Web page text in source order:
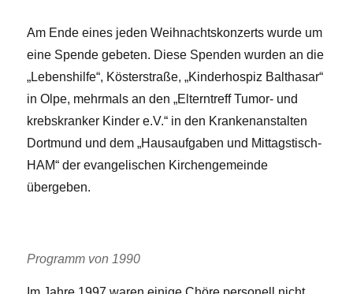
Am Ende eines jeden Weihnachtskonzerts wurde um
eine Spende gebeten. Diese Spenden wurden an die
„Lebenshilfe“, Kösterstraße, „Kinderhospiz Balthasar“
in Olpe, mehrmals an den „Elterntreff Tumor- und
krebskranker Kinder e.V.“ in den Krankenanstalten
Dortmund und dem „Hausaufgaben und Mittagstisch-
HAM“ der evangelischen Kirchengemeinde
übergeben.
Programm von 1990